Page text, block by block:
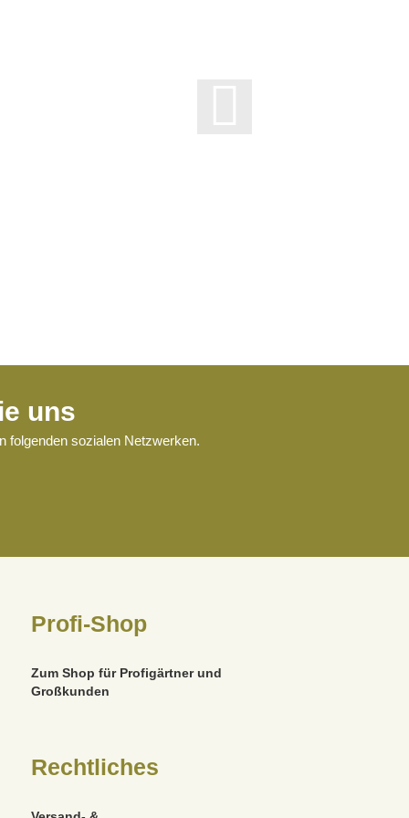
uns
folgenden sozialen Netzwerken.
Profi-Shop
Zum Shop für Profigärtner und
Großkunden
Rechtliches